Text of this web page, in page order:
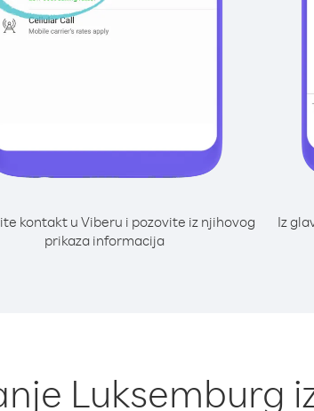
kontakt u Viberu i pozovite iz njihovog
prikaza informacija
Iz
Luksemburg